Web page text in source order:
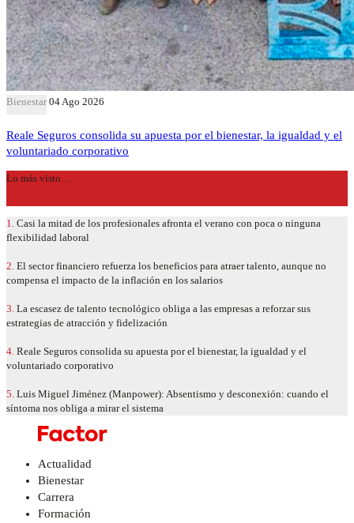
Bienestar 04 Ago 2026
Reale Seguros consolida su apuesta por el bienestar, la igualdad y el
voluntariado corporativo
Lo más visto…
1. Casi la mitad de los profesionales afronta el verano con poca o ninguna
flexibilidad laboral
2. El sector financiero refuerza los beneficios para atraer talento, aunque no
compensa el impacto de la inflación en los salarios
3. La escasez de talento tecnológico obliga a las empresas a reforzar sus
estrategias de atracción y fidelización
4. Reale Seguros consolida su apuesta por el bienestar, la igualdad y el
voluntariado corporativo
5. Luis Miguel Jiménez (Manpower): Absentismo y desconexión: cuando el
síntoma nos obliga a mirar el sistema
Actualidad
Bienestar
Carrera
Formación